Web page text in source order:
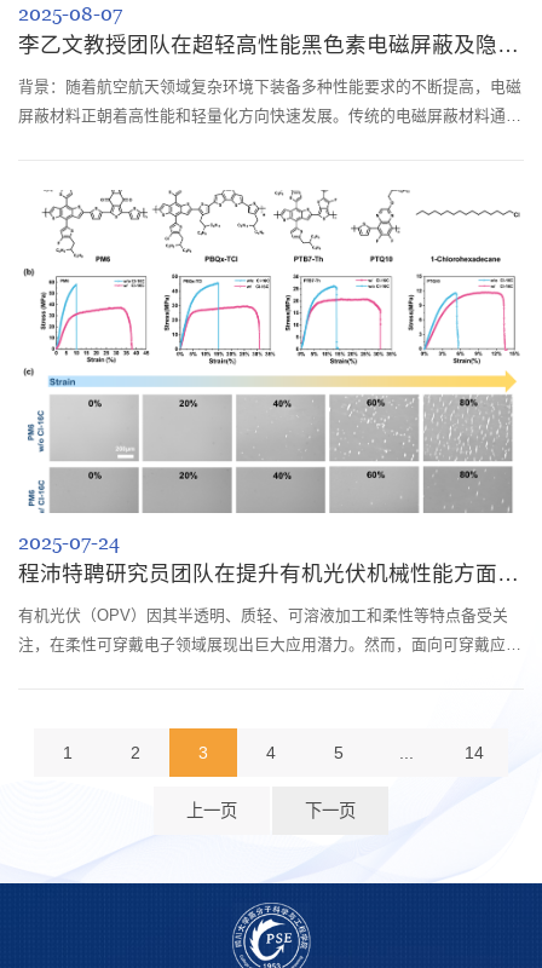
2025-08-07
李乙文教授团队在超轻高性能黑色素电磁屏蔽及隐身材料方面取得新进展
背景：随着航空航天领域复杂环境下装备多种性能要求的不断提高，电磁
屏蔽材料正朝着高性能和轻量化方向快速发展。传统的电磁屏蔽材料通常
优越加工性能的新概念材料对于突破领域瓶颈是至关重要的。图1. 高度有
序的新概念黑色素材料的设计策略黑色素是一种典型的生物大分子色素材
料，其在广泛...
2025-07-24
程沛特聘研究员团队在提升有机光伏机械性能方面取得新进展
有机光伏（OPV）因其半透明、质轻、可溶液加工和柔性等特点备受关
注，在柔性可穿戴电子领域展现出巨大应用潜力。然而，面向可穿戴应
构通常导致薄膜断裂伸长率低于10%，制约了其柔性应用的发展。因此，
如何在不牺牲效率的前提下，提高其拉伸性能，成为实现柔性OPV应用的
1 2 3 4 5 ... 14
上一页 下一页